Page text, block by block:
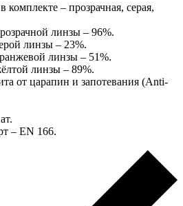
– прозрачная, серая,
линзы – 96%.
линзы – 23%.
линзы – 51%.
линзы – 89%.
от царапин и запотевания (Anti-
– EN 166.